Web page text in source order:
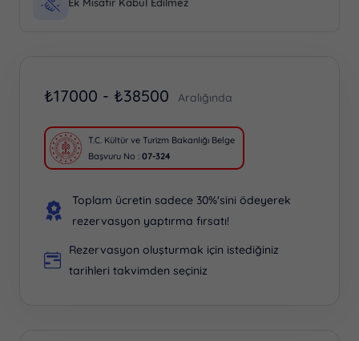
Ek Misafir Kabul Edilmez
₺17000 - ₺38500 Aralığında
T.C. Kültür ve Turizm Bakanlığı Belge
Başvuru No : 07-324
Toplam ücretin sadece 30%'sini ödeyerek
rezervasyon yaptırma fırsatı!
Rezervasyon oluşturmak için istediğiniz
tarihleri takvimden seçiniz